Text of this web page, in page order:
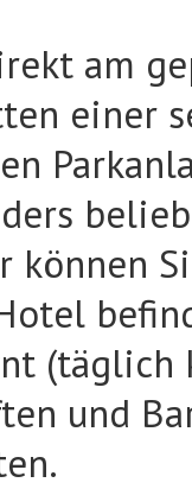
am
einer
können
(täglich
und